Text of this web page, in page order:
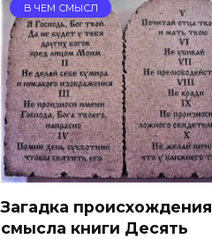
В ЧЕМ СМЫСЛ
Загадка происхождения
смысла книги Десять